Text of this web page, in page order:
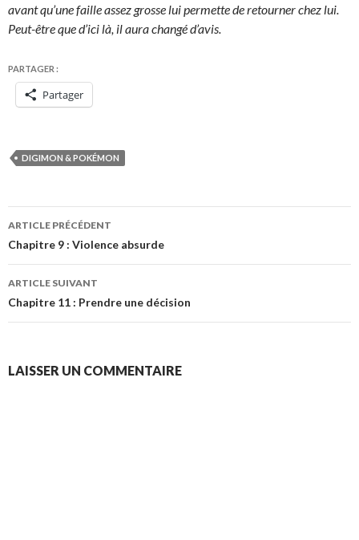
avant qu’une faille assez grosse lui permette de retourner chez lui.
Peut-être que d’ici là, il aura changé d’avis.
PARTAGER :
Partager
DIGIMON & POKÉMON
Navigation
des
articles
ARTICLE PRÉCÉDENT
Chapitre 9 : Violence absurde
ARTICLE SUIVANT
Chapitre 11 : Prendre une décision
LAISSER UN COMMENTAIRE